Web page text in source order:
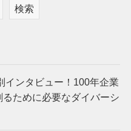
検索
インタビュー！100年企業
ために必要なダイバーシ